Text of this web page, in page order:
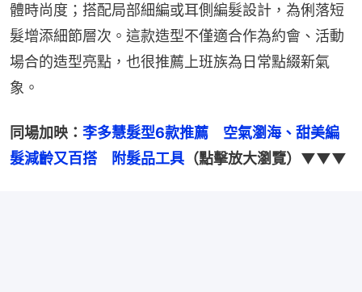
體時尚度；搭配局部細編或耳側編髮設計，為俐落短
髮增添細節層次。這款造型不僅適合作為約會、活動
場合的造型亮點，也很推薦上班族為日常點綴新氣
象。
同場加映： 李多慧髮型6款推薦　空氣瀏海、甜美編
髮減齡又百搭　附髮品工具 （點擊放大瀏覽）▼▼▼